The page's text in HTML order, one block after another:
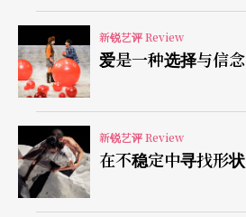
新锐艺评 Review
爱是一种选择与信念
新锐艺评 Review
在不稳定中寻找形状